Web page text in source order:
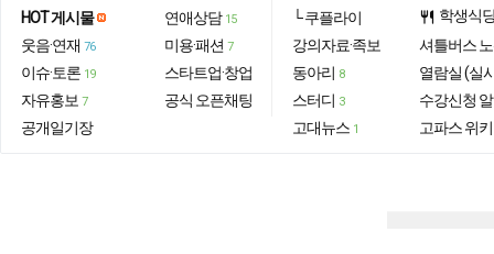
HOT 게시물
웃음·연재 76
이슈·토론 19
자유홍보 7
공개일기장
연애상담 15
미용·패션 7
스타트업·창업
공식 오픈채팅
└ 쿠플라이
강의자료·족보
동아리 8
스터디 3
고대뉴스 1
restaurant 학생식
셔틀버스
열람실 (실
수강신청
고파스 위키